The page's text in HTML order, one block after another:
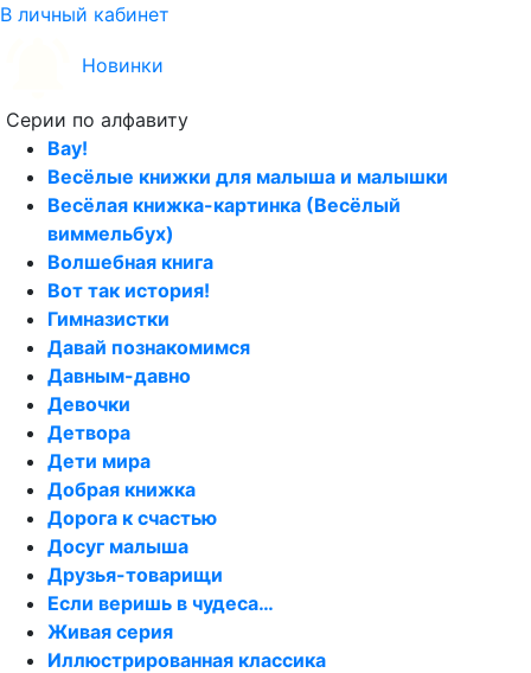
В личный кабинет
Новинки
Серии по алфавиту
Вау!
Весёлые книжки для малыша и малышки
Весёлая книжка-картинка (Весёлый
виммельбух)
Волшебная книга
Вот так история!
Гимназистки
Давай познакомимся
Давным-давно
Девочки
Детвора
Дети мира
Добрая книжка
Дорога к счастью
Досуг малыша
Друзья-товарищи
Если веришь в чудеса…
Живая серия
Иллюстрированная классика